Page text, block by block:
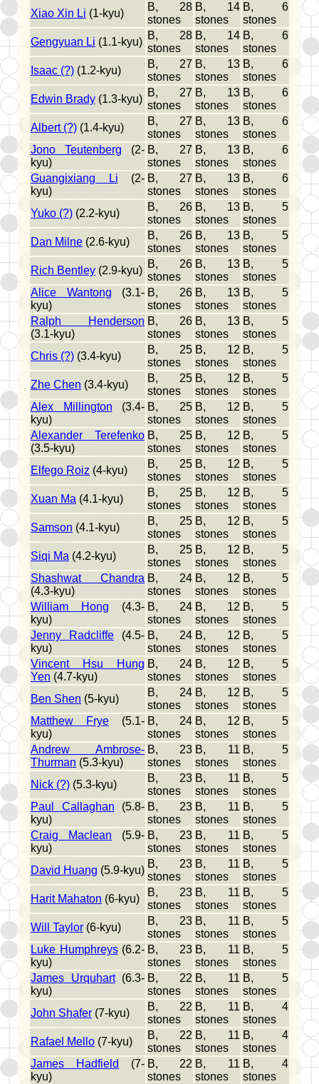
Xiao Xin Li (1-kyu)
B, 28
stones
B, 14
stones
B, 6
stones
Gengyuan Li (1.1-kyu)
B, 28
stones
B, 14
stones
B, 6
stones
Isaac (?) (1.2-kyu)
B, 27
stones
B, 13
stones
B, 6
stones
Edwin Brady (1.3-kyu)
B, 27
stones
B, 13
stones
B, 6
stones
Albert (?) (1.4-kyu)
B, 27
stones
B, 13
stones
B, 6
stones
Jono Teutenberg (2-
kyu)
B, 27
stones
B, 13
stones
B, 6
stones
Guangixiang Li (2-
kyu)
B, 27
stones
B, 13
stones
B, 6
stones
Yuko (?) (2.2-kyu)
B, 26
stones
B, 13
stones
B, 5
stones
Dan Milne (2.6-kyu)
B, 26
stones
B, 13
stones
B, 5
stones
Rich Bentley (2.9-kyu)
B, 26
stones
B, 13
stones
B, 5
stones
Alice Wantong (3.1-
kyu)
B, 26
stones
B, 13
stones
B, 5
stones
Ralph Henderson
(3.1-kyu)
B, 26
stones
B, 13
stones
B, 5
stones
Chris (?) (3.4-kyu)
B, 25
stones
B, 12
stones
B, 5
stones
Zhe Chen (3.4-kyu)
B, 25
stones
B, 12
stones
B, 5
stones
Alex Millington (3.4-
kyu)
B, 25
stones
B, 12
stones
B, 5
stones
Alexander Terefenko
(3.5-kyu)
B, 25
stones
B, 12
stones
B, 5
stones
Elfego Roiz (4-kyu)
B, 25
stones
B, 12
stones
B, 5
stones
Xuan Ma (4.1-kyu)
B, 25
stones
B, 12
stones
B, 5
stones
Samson (4.1-kyu)
B, 25
stones
B, 12
stones
B, 5
stones
Siqi Ma (4.2-kyu)
B, 25
stones
B, 12
stones
B, 5
stones
Shashwat Chandra
(4.3-kyu)
B, 24
stones
B, 12
stones
B, 5
stones
William Hong (4.3-
kyu)
B, 24
stones
B, 12
stones
B, 5
stones
Jenny Radcliffe (4.5-
kyu)
B, 24
stones
B, 12
stones
B, 5
stones
Vincent Hsu Hung
Yen (4.7-kyu)
B, 24
stones
B, 12
stones
B, 5
stones
Ben Shen (5-kyu)
B, 24
stones
B, 12
stones
B, 5
stones
Matthew Frye (5.1-
kyu)
B, 24
stones
B, 12
stones
B, 5
stones
Andrew Ambrose-
Thurman (5.3-kyu)
B, 23
stones
B, 11
stones
B, 5
stones
Nick (?) (5.3-kyu)
B, 23
stones
B, 11
stones
B, 5
stones
Paul Callaghan (5.8-
kyu)
B, 23
stones
B, 11
stones
B, 5
stones
Craig Maclean (5.9-
kyu)
B, 23
stones
B, 11
stones
B, 5
stones
David Huang (5.9-kyu)
B, 23
stones
B, 11
stones
B, 5
stones
Harit Mahaton (6-kyu)
B, 23
stones
B, 11
stones
B, 5
stones
Will Taylor (6-kyu)
B, 23
stones
B, 11
stones
B, 5
stones
Luke Humphreys(6.2-
kyu)
B, 23
stones
B, 11
stones
B, 5
stones
James Urquhart(6.3-
kyu)
B, 22
stones
B, 11
stones
B, 5
stones
John Shafer (7-kyu)
B, 22
stones
B, 11
stones
B, 4
stones
Rafael Mello (7-kyu)
B, 22
stones
B, 11
stones
B, 4
stones
James Hadfield
(7-
kyu)
B, 22
stones
B, 11
stones
B, 4
stones